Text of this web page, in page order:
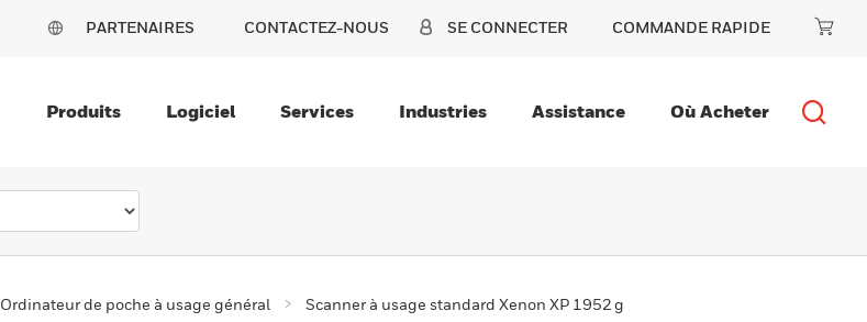
PARTENAIRES CONTACTEZ-NOUS SE CONNECTER COMMANDE RAPIDE
Produits Logiciel Services Industries Assistance Où Acheter
Ordinateur de poche à usage général Scanner à usage standard Xenon XP 1952 g